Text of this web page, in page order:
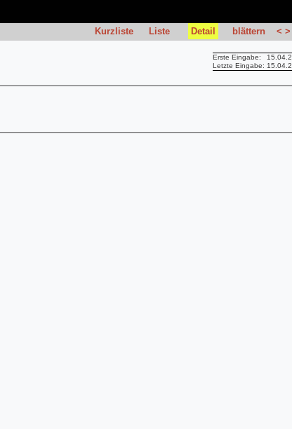
Kurzliste Liste Detail blättern < >
Erste Eingabe:
Letzte Eingabe: